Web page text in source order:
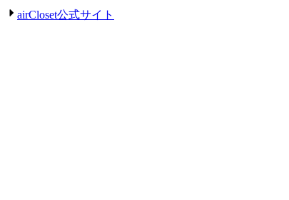
airCloset公式サイト